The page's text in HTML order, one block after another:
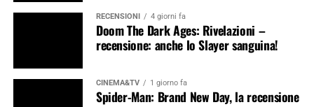
RECENSIONI 4 giorni fa
Doom The Dark Ages: Rivelazioni –
recensione: anche lo Slayer sanguina!
CINEMA&TV 1 giorno fa
Spider-Man: Brand New Day, la recensione